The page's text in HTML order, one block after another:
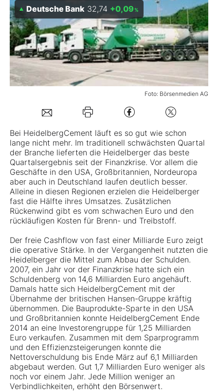
BO-Musterdepots
Experten
Mein B:O
Kontakt
Foto: Börsenmedien AG
Deutsche Bank 32,74 +0,09 %
Bei HeidelbergCement läuft es so gut wie schon
lange nicht mehr. Im traditionell schwächsten Quartal
der Branche lieferten die Heidelberger das beste
Quartalsergebnis seit der Finanzkrise. Vor allem die
Geschäfte in den USA, Großbritannien, Nordeuropa
aber auch in Deutschland laufen deutlich besser.
Alleine in diesen Regionen erzielen die Heidelberger
fast die Hälfte ihres Umsatzes. Zusätzlichen
Rückenwind gibt es vom schwachen Euro und den
rückläufigen Kosten für Brenn- und Treibstoff.
Der freie Cashflow von fast einer Milliarde Euro zeigt
die operative Stärke. In der Vergangenheit nutzten die
Heidelberger die Mittel zum Abbau der Schulden.
2007, ein Jahr vor der Finanzkrise hatte sich ein
Schuldenberg von 14,6 Milliarden Euro angehäuft.
Damals hatte sich HeidelbergCement mit der
Übernahme der britischen Hansen-Gruppe kräftig
übernommen. Die Bauprodukte-Sparte in den USA
und Großbritannien konnte HeidelbergCement Ende
2014 an eine Investorengruppe für 1,25 Milliarden
Euro verkaufen. Zusammen mit dem Sparprogramm
und den Effizienzsteigerungen konnte die
Nettoverschuldung bis Ende März auf 6,1 Milliarden
abgebaut werden. Gut 1,7 Milliarden Euro weniger als
noch vor einem Jahr. Jede Million weniger an
Verbindlichkeiten, erhöht den Börsenwert.